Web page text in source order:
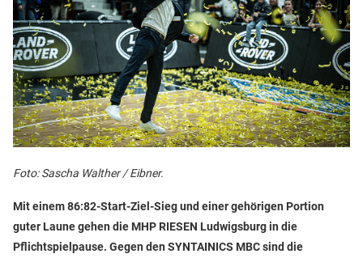
Foto: Sascha Walther / Eibner.
Mit einem 86:82-Start-Ziel-Sieg und einer gehörigen Portion
guter Laune gehen die MHP RIESEN Ludwigsburg in die
Pflichtspielpause. Gegen den SYNTAINICS MBC sind die